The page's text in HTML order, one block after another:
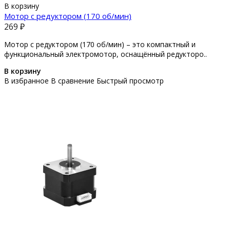
В корзину
Мотор с редуктором (170 об/мин)
269 ₽
Мотор с редуктором (170 об/мин) – это компактный и
функциональный электромотор, оснащённый редукторо..
В корзину
В избранное В сравнение Быстрый просмотр